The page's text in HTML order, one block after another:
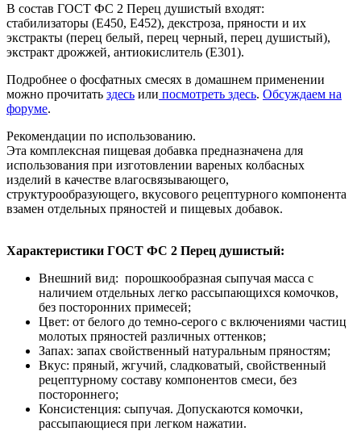
В состав ГОСТ ФС 2 Перец душистый входят:
стабилизаторы (Е450, Е452), декстроза, пряности и их
экстракты (перец белый, перец черный, перец душистый),
экстракт дрожжей, антиокислитель (Е301).
Подробнее о фосфатных смесях в домашнем применении
можно прочитать здесь или посмотреть здесь. Обсуждаем на
форуме.
Рекомендации по использованию.
Эта комплексная пищевая добавка предназначена для
использования при изготовлении вареных колбасных
изделий в качестве влагосвязывающего,
структурообразующего, вкусового рецептурного компонента
взамен отдельных пряностей и пищевых добавок.
Характеристики ГОСТ ФС 2 Перец душистый:
Внешний вид: порошкообразная сыпучая масса с
наличием отдельных легко рассыпающихся комочков,
без посторонних примесей;
Цвет: от белого до темно-серого с включениями частиц
молотых пряностей различных оттенков;
Запах: запах свойственный натуральным пряностям;
Вкус: пряный, жгучий, сладковатый, свойственный
рецептурному составу компонентов смеси, без
постороннего;
Консистенция: сыпучая. Допускаются комочки,
рассыпающиеся при легком нажатии.